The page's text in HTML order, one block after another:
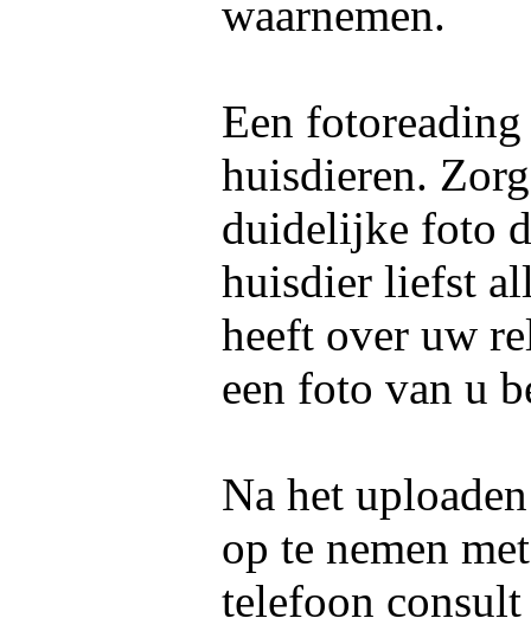
waarnemen.
Een
huisdieren.
duidelijke foto
huisdier liefst
heeft over uw
een foto van u
Na het
op te nemen
telefoon